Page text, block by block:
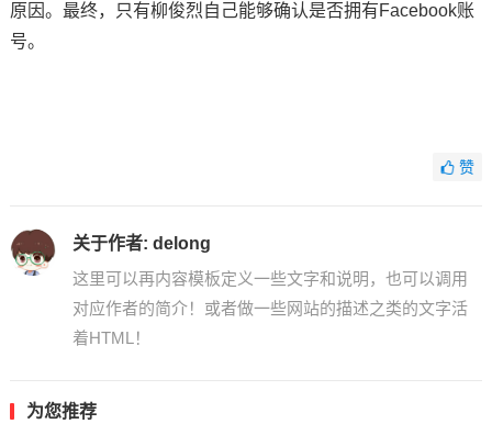
原因。最终，只有柳俊烈自己能够确认是否拥有Facebook账
号。
赞
关于作者: delong
这里可以再内容模板定义一些文字和说明，也可以调用
对应作者的简介！或者做一些网站的描述之类的文字活
着HTML！
为您推荐